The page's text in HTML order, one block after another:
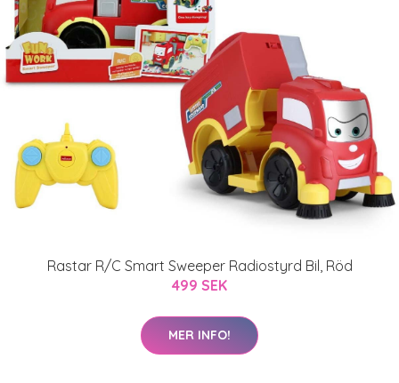
Rastar R/C Smart Sweeper Radiostyrd Bil, Röd
499 SEK
MER INFO!